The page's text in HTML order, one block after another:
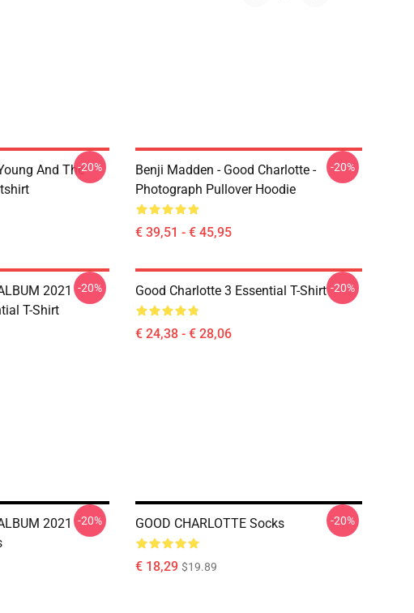
And The-20%
Benji Madden - Good Charlotte -
Photograph Pullover Hoodie
€ 39,51 - € 45,95
-20%
2021
T-Shirt
-20% Good Charlotte 3 Essential T-Shirt
€ 24,38 - € 28,06
-20%
2021
-20% GOOD CHARLOTTE Socks
€ 18,29 $19.89
-20%